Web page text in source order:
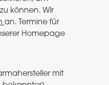
können. Wir
an. Termine für
Homepage
mit